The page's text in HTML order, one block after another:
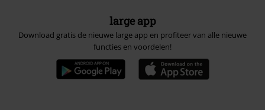
large app
Download gratis de nieuwe large app en profiteer van alle nieuwe
functies en voordelen!